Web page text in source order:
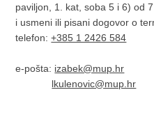
paviljon, 1. kat, soba 5 i 6) od
i usmeni ili pisani dogovor o
telefon:+385 1 2426 584
e-pošta: izabek@mup.hr
lkulenovic@mup.hr